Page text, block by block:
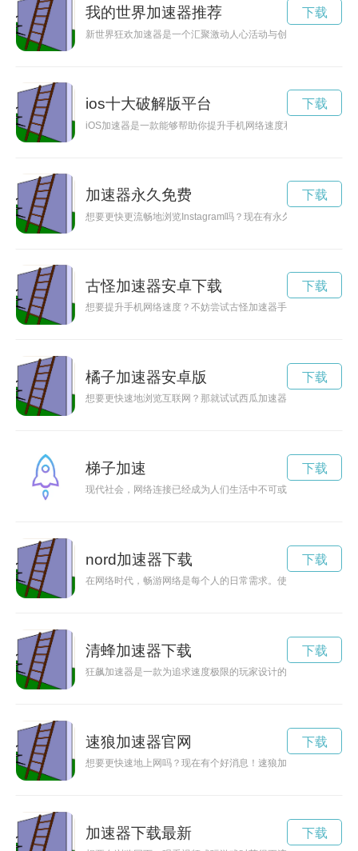
我的世界加速器推荐
新世界狂欢加速器是一个汇聚激动人心活动与创意的平台，让
下载
ios十大破解版平台
iOS加速器是一款能够帮助你提升手机网络速度和保护隐私的应
下载
加速器永久免费
想要更快更流畅地浏览Instagram吗？现在有永久免费的
下载
古怪加速器安卓下载
想要提升手机网络速度？不妨尝试古怪加速器手机版！本文将
下载
橘子加速器安卓版
想要更快速地浏览互联网？那就试试西瓜加速器安卓版吧！它
下载
梯子加速
现代社会，网络连接已经成为人们生活中不可或缺的一部分。
下载
nord加速器下载
在网络时代，畅游网络是每个人的日常需求。使用express加速
下载
清蜂加速器下载
狂飙加速器是一款为追求速度极限的玩家设计的游戏，玩家将
下载
速狼加速器官网
想要更快速地上网吗？现在有个好消息！速狼加速器正式推出
下载
加速器下载最新 下载